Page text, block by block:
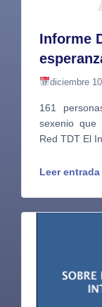
Informe
diciembre
161
sexenio que
Red TDT El
Leer